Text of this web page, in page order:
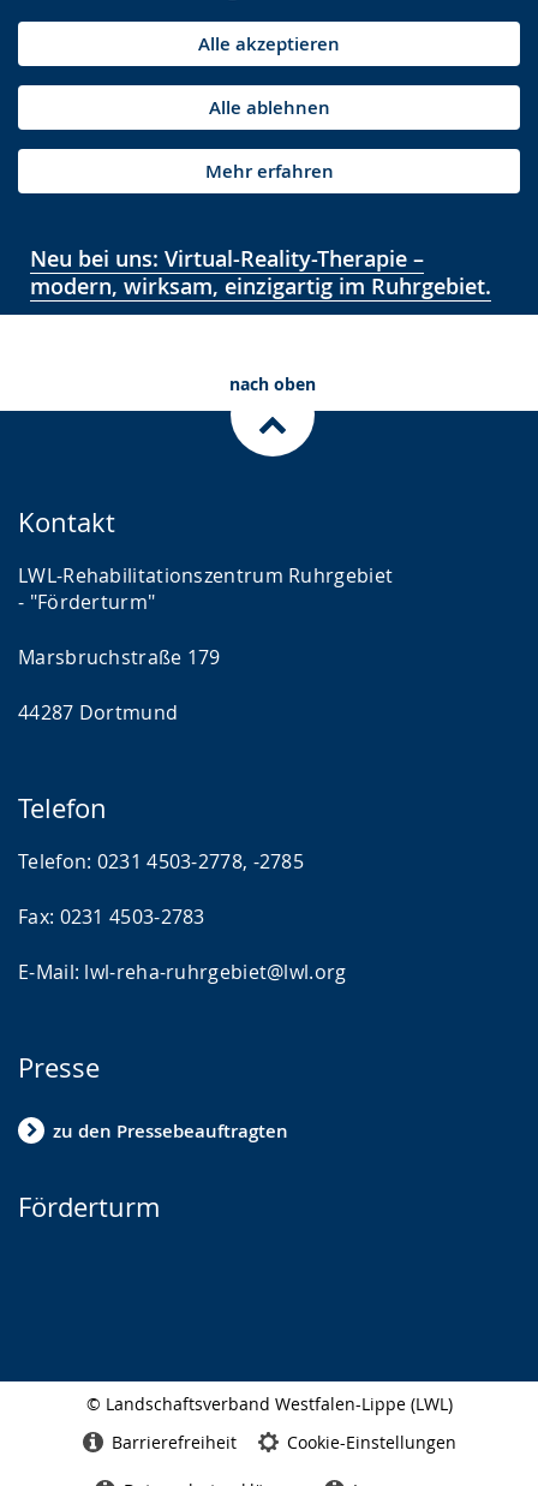
Alle akzeptieren
Alle ablehnen
Mehr erfahren
Neu bei uns: Virtual-Reality-Therapie –
modern, wirksam, einzigartig im Ruhrgebiet.
nach oben
Kontakt
LWL-Rehabilitationszentrum Ruhrgebiet
- "Förderturm"
Marsbruchstraße 179
44287 Dortmund
Telefon
Telefon: 0231 4503-2778, -2785
Fax: 0231 4503-2783
E-Mail: lwl-reha-ruhrgebiet@lwl.org
Presse
zu den Pressebeauftragten
Förderturm
© Landschaftsverband Westfalen-Lippe (LWL)
Barrierefreiheit Cookie-Einstellungen